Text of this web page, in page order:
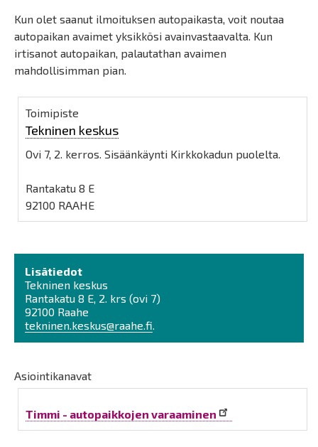
Kun olet saanut ilmoituksen autopaikasta, voit noutaa
autopaikan avaimet yksikkösi avainvastaavalta. Kun
irtisanot autopaikan, palautathan avaimen
mahdollisimman pian.
Toimipiste
Tekninen keskus
Ovi 7, 2. kerros. Sisäänkäynti Kirkkokadun puolelta.
Rantakatu 8 E
92100 RAAHE
Lisätiedot
Tekninen keskus
Rantakatu 8 E, 2. krs (ovi 7)
92100 Raahe
tekninen.keskus@raahe.fi.
Asiointikanavat
Timmi - autopaikkojen varaaminen